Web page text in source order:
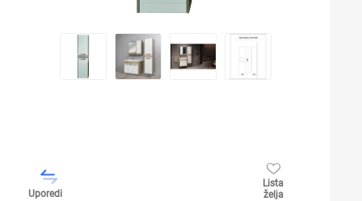
Uporedi
Lista
želja